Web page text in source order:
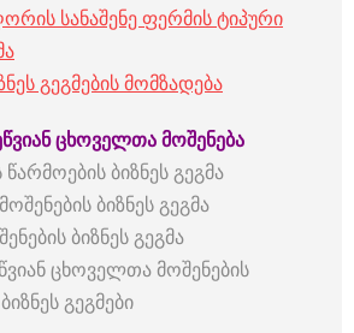
სანაშენე ფერმის ტიპური
გეგმების მომზადება
ცხოველთამოშენება
ბიზნეს გეგმა
ბიზნეს გეგმა
ბიზნეს გეგმა
ცხოველთა მოშენების
გეგმები